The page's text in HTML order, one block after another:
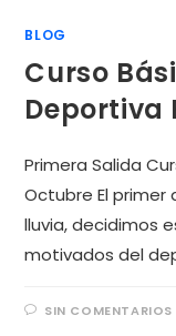
BLOG
Curso
Deportiva
Primera Salida
Octubre El
lluvia, decidimos
motivados del
SIN COMENTARIOS